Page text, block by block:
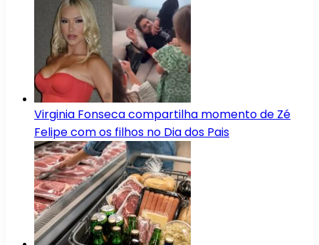
Virginia Fonseca compartilha momento de Zé
Felipe com os filhos no Dia dos Pais